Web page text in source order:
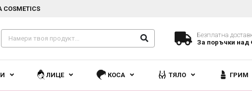
COSMETICS
Безплатна
За поръчки над
ЛИЦЕ КОСА ТЯЛО ГРИМ